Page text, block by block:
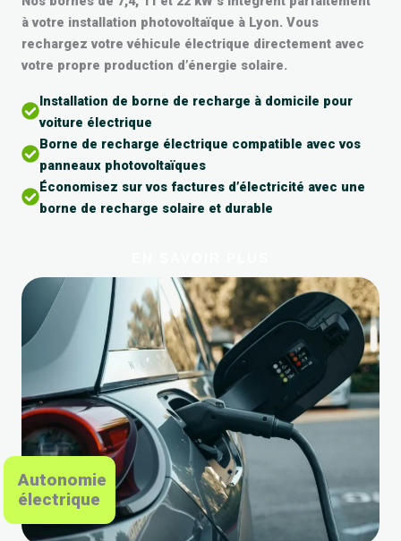
Autonomie
électrique
à votre installation photovoltaïque à Lyon. Vous
rechargez votre véhicule électrique directement avec
votre propre production d’énergie solaire.
Installation de borne de recharge à domicile pour
voiture électrique
Borne de recharge électrique compatible avec vos
panneaux photovoltaïques
Économisez sur vos factures d’électricité avec une
borne de recharge solaire et durable